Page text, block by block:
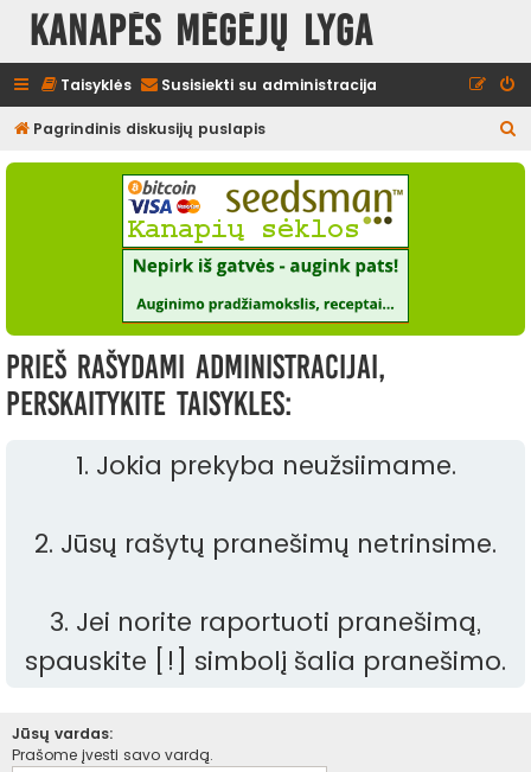
Kanapės mėgėjų lyga
Taisyklės Susisiekti su administracija
Pagrindinis diskusijų puslapis
e
Prieš rašydami administracijai,
perskaitykite taisykles:
1. Jokia prekyba neužsiimame.
2. Jūsų rašytų pranešimų netrinsime.
3. Jei norite raportuoti pranešimą,
spauskite [!] simbolį šalia pranešimo.
Jūsų vardas:
Prašome įvesti savo vardą.